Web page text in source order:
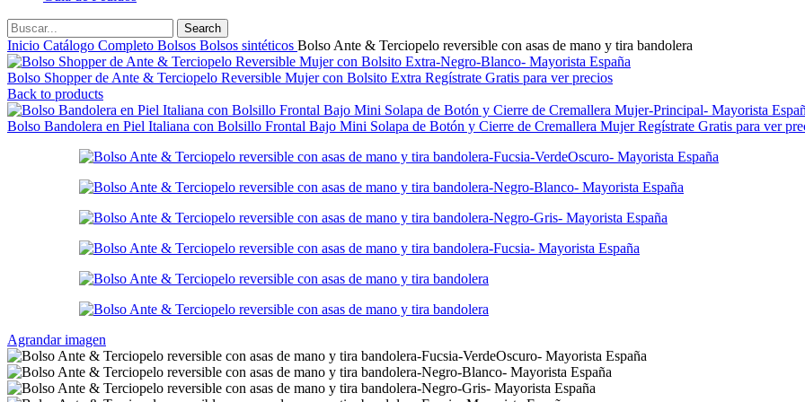
Search
Inicio Catálogo Completo Bolsos Bolsos sintéticos Bolso Ante & Terciopelo reversible con asas de mano y tira bandolera
Bolso Shopper de Ante & Terciopelo Reversible Mujer con Bolsito Extra Regístrate Gratis para ver precios
Back to products
Bolso Bandolera en Piel Italiana con Bolsillo Frontal Bajo Mini Solapa de Botón y Cierre de Cremallera MujerRegístrate Gratis para ver
Agrandar imagen